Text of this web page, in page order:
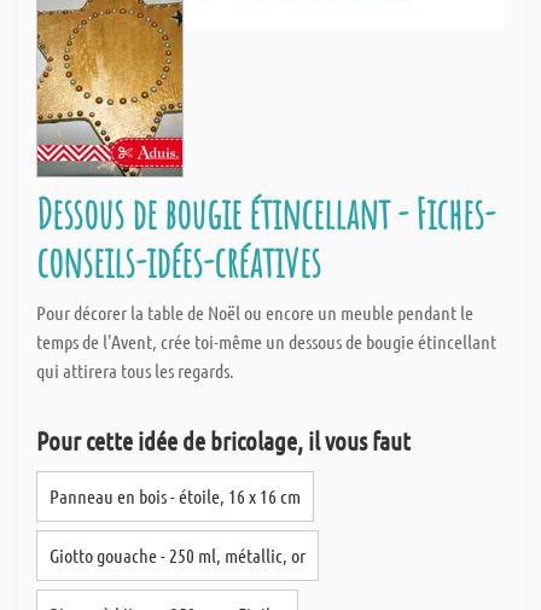
Dessous de bougie étincellant - Fiches-
conseils-idées-créatives
Pour décorer la table de Noël ou encore un meuble pendant le
temps de l'Avent, crée toi-même un dessous de bougie étincellant
qui attirera tous les regards.
Pour cette idée de bricolage, il vous faut
Panneau en bois - étoile, 16 x 16 cm
Giotto gouache - 250 ml, métallic, or